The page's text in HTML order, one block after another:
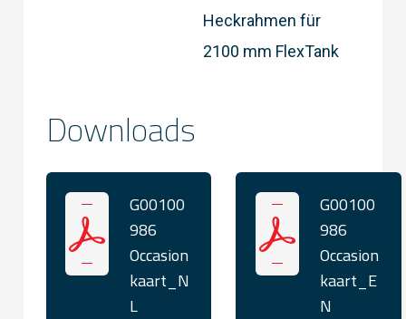
Heckrahmen für
2100 mm FlexTank
Downloads
G00100
986
Occasion
kaart_N
L
G00100
986
Occasion
kaart_E
N